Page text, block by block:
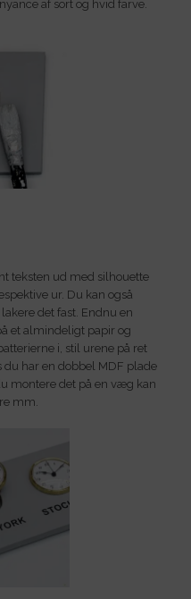
af sort og hvid farve.
teksten ud med silhouette
ur. Du kan også
det fast. Endnu en
et almindeligt papir og
i, stil urene på ret
har en dobbel MDF plade
montere det på en væg kan
mm.